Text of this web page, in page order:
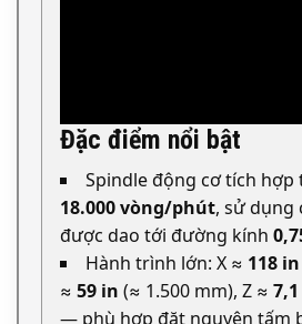
Đặc điểm nổi bật
Spindle động cơ tích hợp
18.000 vòng/phút, sử dụng
được dao tới đường kính
Hành trình lớn: X ≈ 118 in
≈ 59 in (≈ 1.500 mm), Z ≈
— phù hợp đặt nguyên tấm